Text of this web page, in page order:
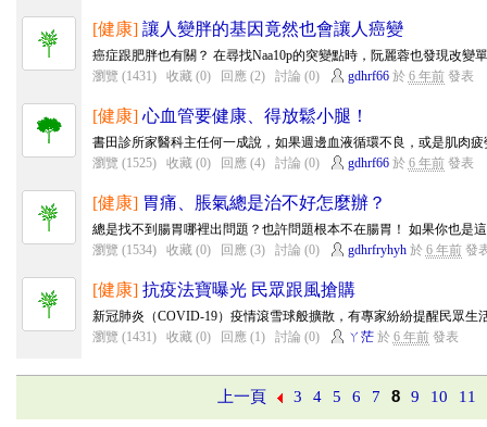
[健康] 讓人變胖的基因竟然也會讓人癌變
癌症跟肥胖也有關？ 在尋找Naa10p的突變點時，阮麗蓉也發現改變
瀏覽 (1431)
收藏 (0) 回應 (2) 討論 (0) gdhrf66於 6 年前發表
[健康] 心血管要健康、得放鬆小腿！
書田診所家醫科主任何一成說，如果週邊血液循環不良，或是肌肉
瀏覽 (1525)
收藏 (0) 回應 (4) 討論 (0) gdhrf66於 6 年前發表
[健康] 胃痛、脹氣總是治不好怎麼辦？
總是找不到腸胃哪裡出問題？也許問題根本不在腸胃！ 如果你也是
瀏覽 (1534)
收藏 (0) 回應 (3) 討論 (0) gdhrfryhyh於 6 年前發
[健康] 抗疫法寶曝光 民眾跟風搶購
新冠肺炎（COVID-19）疫情滾雪球般擴散，有專家紛紛提醒民眾生
瀏覽 (1431)
收藏 (0) 回應 (1) 討論 (0) ㄚ茫於 6 年前發表
上一頁 3 4 5 6 7 8 9 10 11